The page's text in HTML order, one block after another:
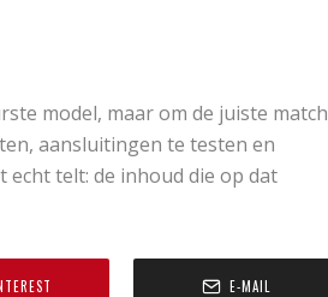
model, maar om de juiste match
aansluitingen te testen en
telt: de inhoud die op dat
E-MAIL